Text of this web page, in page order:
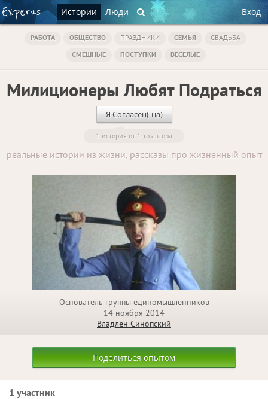
Истории Люди Вход
РАБОТА ОБЩЕСТВО ПРАЗДНИКИ СЕМЬЯ
СВАДЬБА
СМЕШНЫЕ
ПОСТУПКИ ВЕСЁЛЫЕ
Милиционеры Любят Подраться
Я Согласен(-на)
1 история от 1-го автора
реальные истории из жизни, рассказы про жизненный опыт
Основатель группы единомышленников
14 ноября 2014
Владлен Синопский
Поделиться опытом
1 участник